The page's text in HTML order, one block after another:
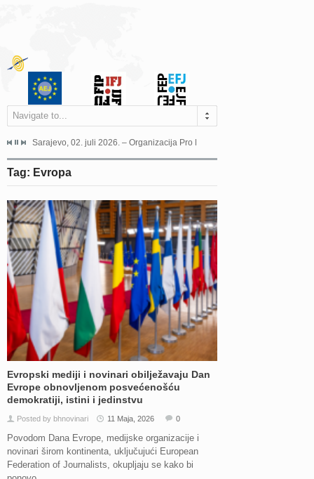
Navigate to...
Grada Sarajeva povodom Dana Sarajeva dugogodišnjoj...
Sarajevo, 02. juli 2026. – Organizacija Pro Educa juče je uspješno
Tag: Evropa
Evropski mediji i novinari obilježavaju Dan
Evrope obnovljenom posvećenošću
demokratiji, istini i jedinstvu
Posted by bhnovinari 11 Maja, 2026 0
Povodom Dana Evrope, medijske organizacije i
novinari širom kontinenta, uključujući European
Federation of Journalists, okupljaju se kako bi